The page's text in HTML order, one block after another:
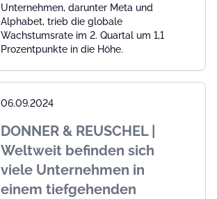
Unternehmen, darunter Meta und
Alphabet, trieb die globale
Wachstumsrate im 2. Quartal um 1,1
Prozentpunkte in die Höhe.
06.09.2024
DONNER & REUSCHEL |
Weltweit befinden sich
viele Unternehmen in
einem tiefgehenden